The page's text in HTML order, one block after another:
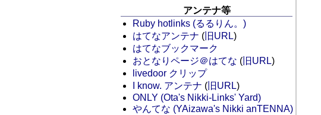
アンテナ等
Ruby hotlinks (るるりん。)
はてなアンテナ ( 旧URL)
はてなブックマーク
おとなりページ＠はてな ( 旧URL)
livedoor クリップ
I know. アンテナ ( 旧URL)
ONLY (Ota's Nikki-Links' Yard)
やんてな (YAizawa's Nikki anTENNA)